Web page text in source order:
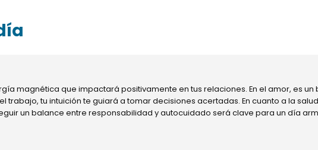
magnética que impactará positivamente en tus relaciones. En el amor, es
trabajo, tu intuición te guiará a tomar decisiones acertadas. En cuanto a la
un balance entre responsabilidad y autocuidado será clave para un día